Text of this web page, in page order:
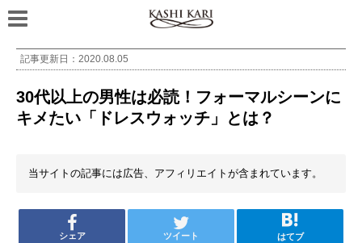
記事更新日： 2020.08.05
30代以上の男性は必読！フォーマルシーンに
キメたい「ドレスウォッチ」とは？
当サイトの記事には広告、アフィリエイトが含まれています。
シェア ツイート はてブ